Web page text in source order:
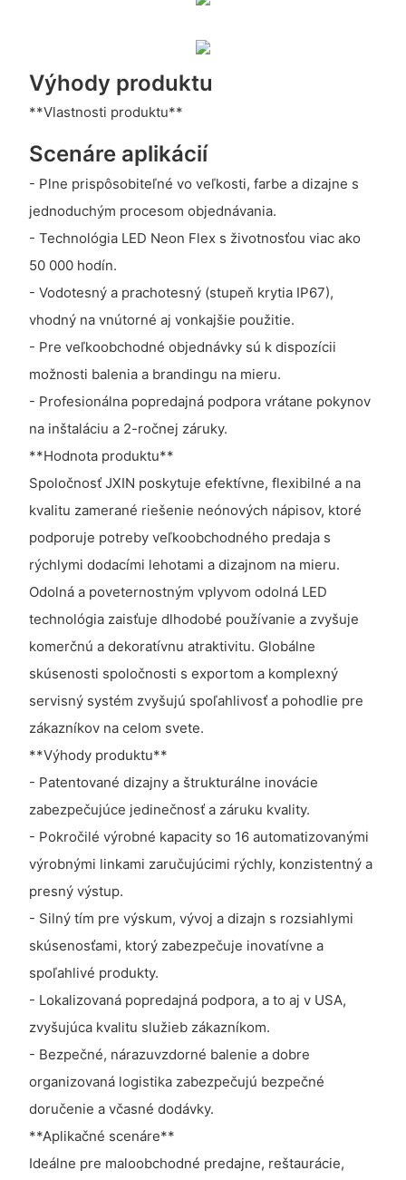
Výhody produktu
**Vlastnosti produktu**
Scenáre aplikácií
- Plne prispôsobiteľné vo veľkosti, farbe a dizajne s
jednoduchým procesom objednávania.
- Technológia LED Neon Flex s životnosťou viac ako
50 000 hodín.
- Vodotesný a prachotesný (stupeň krytia IP67),
vhodný na vnútorné aj vonkajšie použitie.
- Pre veľkoobchodné objednávky sú k dispozícii
možnosti balenia a brandingu na mieru.
- Profesionálna popredajná podpora vrátane pokynov
na inštaláciu a 2-ročnej záruky.
**Hodnota produktu**
Spoločnosť JXIN poskytuje efektívne, flexibilné a na
kvalitu zamerané riešenie neónových nápisov, ktoré
podporuje potreby veľkoobchodného predaja s
rýchlymi dodacími lehotami a dizajnom na mieru.
Odolná a poveternostným vplyvom odolná LED
technológia zaisťuje dlhodobé používanie a zvyšuje
komerčnú a dekoratívnu atraktivitu. Globálne
skúsenosti spoločnosti s exportom a komplexný
servisný systém zvyšujú spoľahlivosť a pohodlie pre
zákazníkov na celom svete.
**Výhody produktu**
- Patentované dizajny a štrukturálne inovácie
zabezpečujúce jedinečnosť a záruku kvality.
- Pokročilé výrobné kapacity so 16 automatizovanými
výrobnými linkami zaručujúcimi rýchly, konzistentný a
presný výstup.
- Silný tím pre výskum, vývoj a dizajn s rozsiahlymi
skúsenosťami, ktorý zabezpečuje inovatívne a
spoľahlivé produkty.
- Lokalizovaná popredajná podpora, a to aj v USA,
zvyšujúca kvalitu služieb zákazníkom.
- Bezpečné, nárazuvzdorné balenie a dobre
organizovaná logistika zabezpečujú bezpečné
doručenie a včasné dodávky.
**Aplikačné scenáre**
Ideálne pre maloobchodné predajne, reštaurácie,